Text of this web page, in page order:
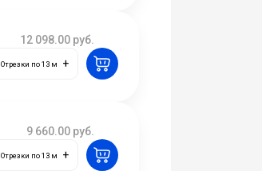
12 098.00 руб.
Отрезки по 13 м +
9 660.00 руб.
Отрезки по 13 м +